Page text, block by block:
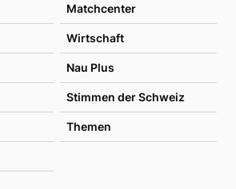
Matchcenter
Wirtschaft
Nau Plus
Stimmen der Schweiz
Themen